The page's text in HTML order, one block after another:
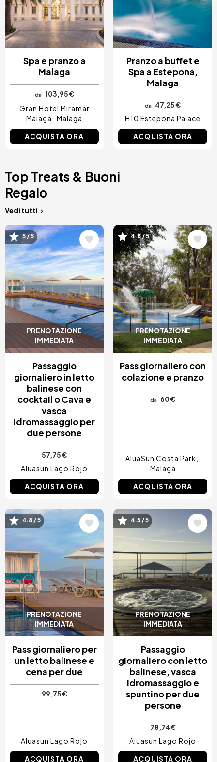
Spa e pranzo a
Malaga
da
103,95 €
Gran Hotel Miramar
Málaga
Malaga
ACQUISTA ORA
Pranzo a buffet e
Spa a Estepona,
Malaga
da
47,25 €
H10 Estepona Palace
ACQUISTA ORA
Top Treats & Buoni
Regalo
Vedi tutti
PRENOTAZIONE
IMMEDIATA
Immagine
5 / 5
Passaggio
giornaliero in letto
balinese con
cocktail o Cava e
vasca
idromassaggio per
due persone
57,75 €
Aluasun Lago Rojo
ACQUISTA ORA
PRENOTAZIONE
IMMEDIATA
Immagine
4.8 / 5
Pass giornaliero con
colazione e pranzo
da 60 €
AluaSun Costa Park
Malaga
ACQUISTA ORA
PRENOTAZIONE
IMMEDIATA
Immagine
4.8 / 5
Pass giornaliero per
un letto balinese e
cena per due
99,75 €
Aluasun Lago Rojo
ACQUISTA ORA
PRENOTAZIONE
IMMEDIATA
Immagine
4.5 / 5
Passaggio
giornaliero con letto
balinese, vasca
idromassaggio e
spuntino per due
persone
78,74 €
Aluasun Lago Rojo
ACQUISTA ORA